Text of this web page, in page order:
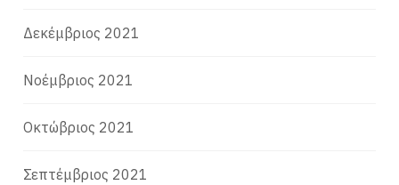
Δεκέμβριος 2021
Νοέμβριος 2021
Οκτώβριος 2021
Σεπτέμβριος 2021